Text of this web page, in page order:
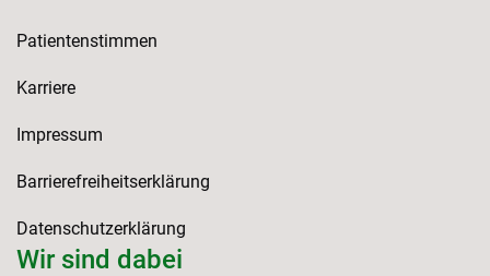
Patientenstimmen
Karriere
Impressum
Barrierefreiheitserklärung
Datenschutzerklärung
Wir sind dabei